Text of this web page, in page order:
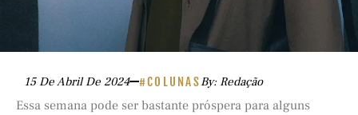
15 De Abril De 2024 #COLUNASBy: Redação
Essa semana pode ser bastante próspera para alguns